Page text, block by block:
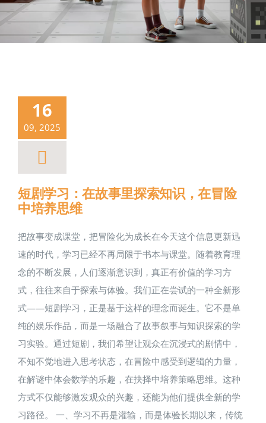
16
09, 2025
短剧学习：在故事里探索知识，在冒险
中培养思维
把故事变成课堂，把冒险化为成长​在今天这个信息更新迅
速的时代，学习已经不再局限于书本与课堂。随着教育理
念的不断发展，人们逐渐意识到，真正有价值的学习方
式，往往来自于探索与体验。我们正在尝试的一种全新形
式——短剧学习，正是基于这样的理念而诞生。它不是单
纯的娱乐作品，而是一场融合了故事叙事与知识探索的学
习实验。通过短剧，我们希望让观众在沉浸式的剧情中，
不知不觉地进入思考状态，在冒险中感受到逻辑的力量，
在解谜中体会数学的乐趣，在抉择中培养策略思维。这种
方式不仅能够激发观众的兴趣，还能为他们提供全新的学
习路径。 一、学习不再是灌输，而是体验​长期以来，传统